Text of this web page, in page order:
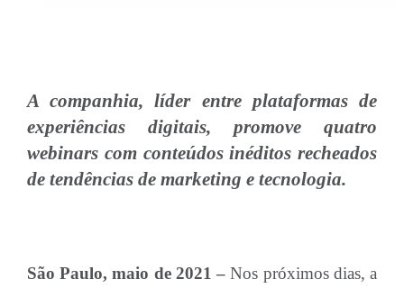
A companhia, líder entre plataformas de
experiências digitais, promove quatro
webinars com conteúdos inéditos recheados
de tendências de marketing e tecnologia.
São Paulo, maio de 2021 – Nos próximos dias, a